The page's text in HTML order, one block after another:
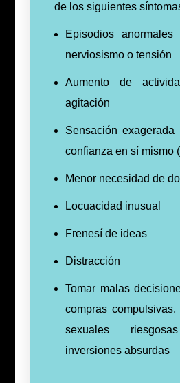
de los siguientes
Episodios anormales
nerviosismo o tensión
Aumento de
agitación
Sensación
confianza en sí mismo
Menor necesidad de
Locuacidad inusual
Frenesí de ideas
Distracción
Tomar malas
compras
sexuales
inversiones absurdas